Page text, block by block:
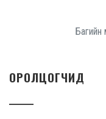
Багийн
ОРОЛЦОГЧИД